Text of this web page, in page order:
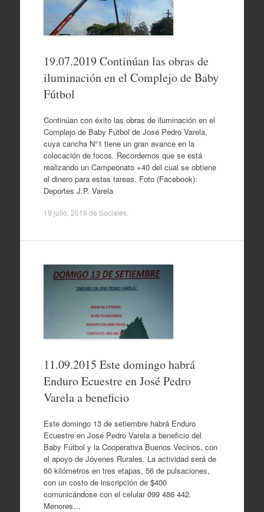
19.07.2019 Continúan las obras de
iluminación en el Complejo de Baby
Fútbol
Continúan con éxito las obras de iluminación en el
Complejo de Baby Fútbol de José Pedro Varela,
cuya cancha N°1 tiene un gran avance en la
colocación de focos. Recordemos que se está
realizando un Campeonato +40 del cual se obtiene
el dinero para estas tareas. Foto (Facebook):
Deportes J.P. Varela
19 julio, 2019 de Sociales.
11.09.2015 Este domingo habrá
Enduro Ecuestre en José Pedro
Varela a beneficio
Este domingo 13 de setiembre habrá Enduro
Ecuestre en José Pedro Varela a beneficio del
Baby Fútbol y la Cooperativa Buenos Vecinos, con
el apoyo de Jóvenes Rurales. La actividad será de
60 kilómetros en tres etapas, 56 de pulsaciones,
con un costo de inscripción de $400
comunicándose con el celular 099 486 442.
Menores…